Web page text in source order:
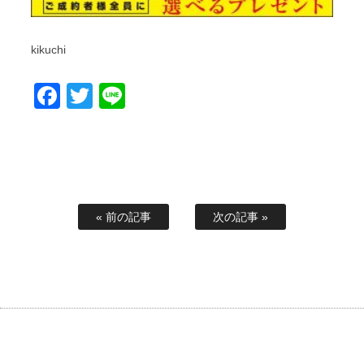
kikuchi
Facebook
Twitter
« 前の記事 次の記事 »